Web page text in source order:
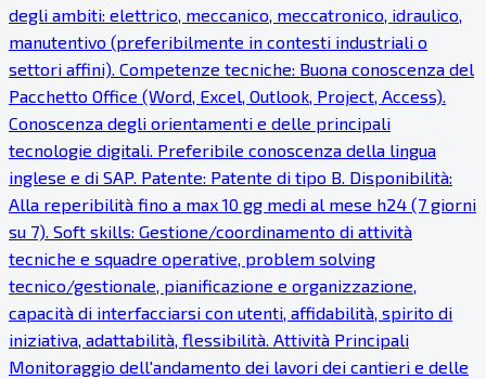
degli ambiti: elettrico, meccanico, meccatronico, idraulico,
manutentivo (preferibilmente in contesti industriali o
settori affini). Competenze tecniche: Buona conoscenza del
Pacchetto Office (Word, Excel, Outlook, Project, Access).
Conoscenza degli orientamenti e delle principali
tecnologie digitali. Preferibile conoscenza della lingua
inglese e di SAP. Patente: Patente di tipo B. Disponibilità:
Alla reperibilità fino a max 10 gg medi al mese h24 (7 giorni
su 7). Soft skills: Gestione/coordinamento di attività
tecniche e squadre operative, problem solving
tecnico/gestionale, pianificazione e organizzazione,
capacità di interfacciarsi con utenti, affidabilità, spirito di
iniziativa, adattabilità, flessibilità. Attività Principali
Monitoraggio dell'andamento dei lavori dei cantieri e delle